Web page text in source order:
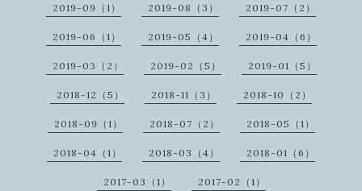
2019-09（1） 2019-08（3） 2019-07（2）
2019-06（1） 2019-05（4） 2019-04（6）
2019-03（2） 2019-02（5） 2019-01（5）
2018-12（5） 2018-11（3） 2018-10（2）
2018-09（1） 2018-07（2） 2018-05（1）
2018-04（1） 2018-03（4） 2018-01（6）
2017-03（1） 2017-02（1）